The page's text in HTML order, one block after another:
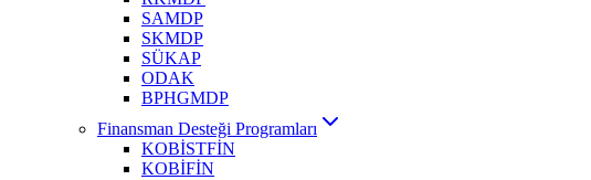
SAMDP
SKMDP
SÜKAP
ODAK
BPHGMDP
Finansman Desteği Programları
KOBİSTFİN
KOBİFİN